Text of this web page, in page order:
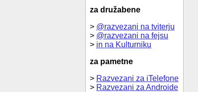
za družabene
> @razvezani na tviterju
> @razvezani na fejsu
> in na Kulturniku
za pametne
> Razvezani za iTelefone
> Razvezani za Androide